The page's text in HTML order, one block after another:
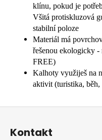
klínu, pokud je
Všitá protiskluzová
stabilní poloze
Materiál má
řešenou ekologicky -
FREE)
Kalhoty využiješ na
aktivit (turistika,
Z
Kontakt